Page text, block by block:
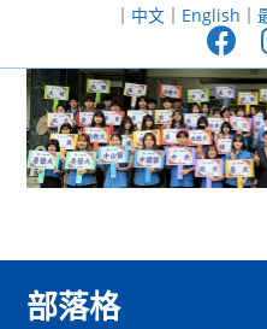
至
｜ 中文｜ English ｜
部落格